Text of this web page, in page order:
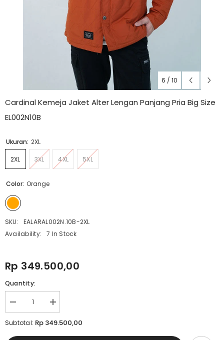
6 / 10
Cardinal Kemeja Jaket Alter Lengan Panjang Pria Big Size
EL002N10B
Ukuran: 2XL
2XL 3XL 4XL 5XL
Color: Orange
SKU:
EALARAL002N.10B-2XL
Availability:
7 In Stock
Rp 349.500,00
Quantity:
Decrease
quantity
for
Kemeja
Increase
quantity
for
Cardinal
Kemeja
Subtotal: Rp 349.500,00